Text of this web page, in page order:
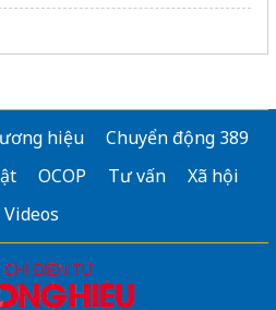
hiệu
Chuyển động 389
OCOP Tư vấn
Xã hội
Videos